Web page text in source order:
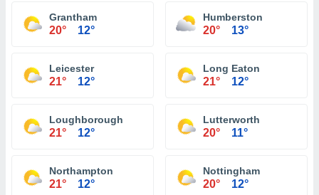
Grantham
20° 12°
Humberston
20° 13°
Leicester
21° 12°
Long Eaton
21° 12°
Loughborough
21° 12°
Lutterworth
20° 11°
Northampton
21° 12°
Nottingham
20° 12°